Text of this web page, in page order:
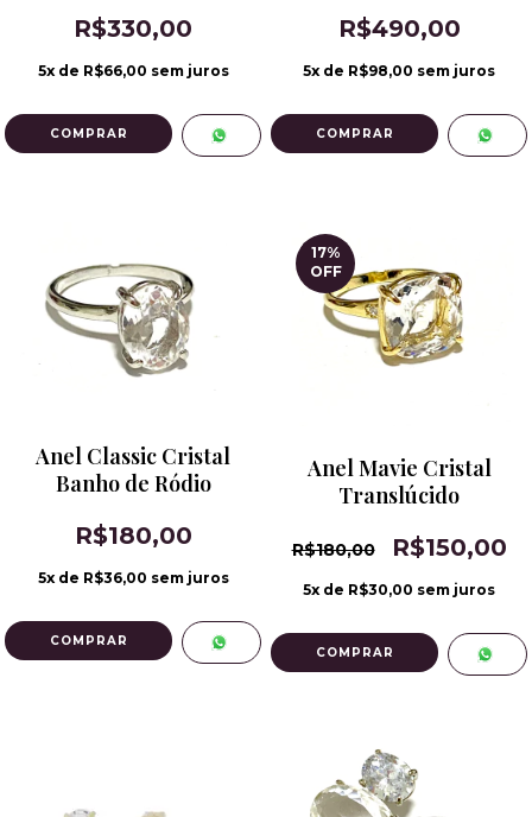
R$330,00
5x de R$66,00 sem juros
R$490,00
5x de R$98,00 sem juros
Anel Classic Cristal
Banho de Ródio
R$180,00
5x de R$36,00 sem juros
COMPRAR
17%
OFF
Anel Mavie Cristal
Translúcido
R$180,00 R$150,00
5x de R$30,00 sem juros
COMPRAR